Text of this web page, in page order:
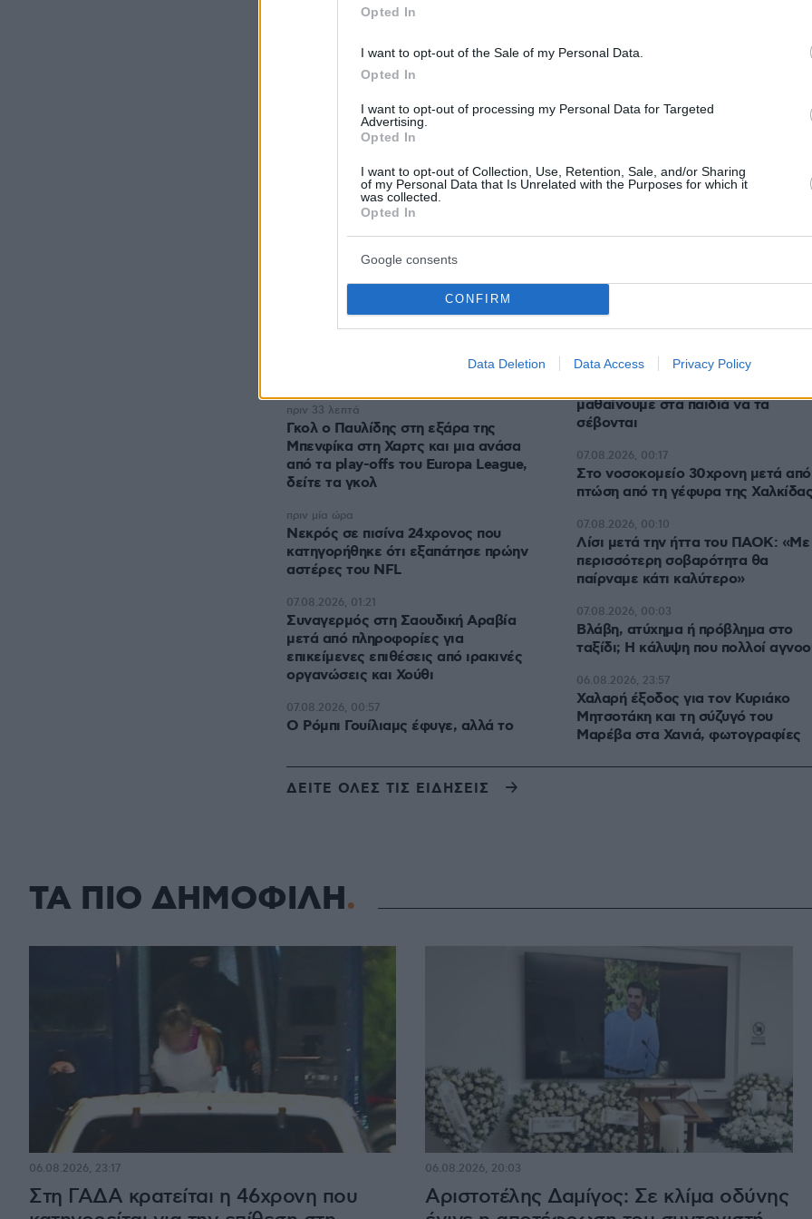
Opted In
I want to opt-out of the Sale of my Personal Data.
Opted In
I want to opt-out of processing my Personal Data for Targeted
Advertising.
Opted In
I want to opt-out of Collection, Use, Retention, Sale, and/or Sharing
of my Personal Data that Is Unrelated with the Purposes for which it
was collected.
Opted In
Google consents
CONFIRM
Data Deletion Data Access Privacy Policy
Ακολουθήστε τοprotothema.gr στο Google News
Δείτε όλες τις τελευταίες
ΡΟΗ ΕΙΔΗΣΕΩΝ
επιθέσεις των Χούθι στη νότια
Γκολ ο Παυλίδης στη εξάρα της
Μπενφίκα στη Χαρτς και μια ανάσα
από τα play-offs του Europa League,
δείτε τα γκολ
πριν 33 λεπτά
Νεκρός σε πισίνα 24χρονος που
κατηγορήθηκε ότι εξαπάτησε πρώην
αστέρες του NFL
πριν μία ώρα
Συναγερμός στη Σαουδική Αραβία
μετά από πληροφορίες για
επικείμενες επιθέσεις από ιρακινές
οργανώσεις και Χούθι
07.08.2026, 01:21
Ο Ρόμπι Γουίλιαμς έφυγε, αλλά το
γιγαντιαίο ρομπότ του έμεινε και
07.08.2026, 00:57
μαθαίνουμε στα παιδιά να τα
σέβονται
07.08.2026, 00:30
Στο νοσοκομείο 30χρονη μετά από
πτώση από τη γέφυρα της Χαλκίδας
07.08.2026, 00:17
Λίσι μετά την ήττα του ΠΑΟΚ: «Με
περισσότερη σοβαρότητα θα
παίρναμε κάτι καλύτερο»
07.08.2026, 00:10
Βλάβη, ατύχημα ή πρόβλημα στο
ταξίδι; Η κάλυψη που πολλοί
07.08.2026, 00:03
Χαλαρή έξοδος για τον Κυριάκο
Μητσοτάκη και τη σύζυγό του
Μαρέβα στα Χανιά, φωτογραφίες
06.08.2026, 23:57
ΔΕΙΤΕ ΟΛΕΣ ΤΙΣ ΕΙΔΗΣΕΙΣ
ΤΑ ΠΙΟ ΔΗΜΟΦΙΛΗ
Στη ΓΑΔΑ κρατείται η 46χρονη που
06.08.2026, 23:17
Αριστοτέλης Δαμίγος: Σε κλίμα οδύνης
06.08.2026, 20:03